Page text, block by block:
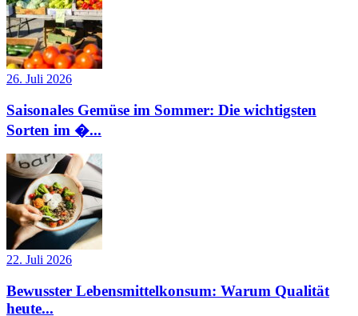
26. Juli 2026
Saisonales Gemüse im Sommer: Die wichtigsten
Sorten im �...
22. Juli 2026
Bewusster Lebensmittelkonsum: Warum Qualität
heute...